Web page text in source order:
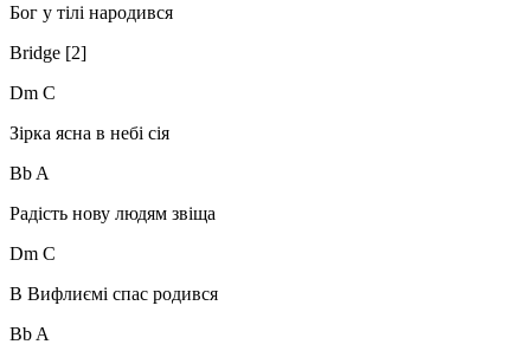
Бог у тілі народився
Bridge [2]
Dm C
Зірка ясна в небі сія
Bb A
Радість нову людям звіща
Dm C
В Вифлиємі спас родився
Bb A